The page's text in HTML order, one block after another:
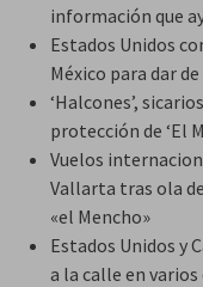
información que
Estados Unidos
México para dar
‘Halcones’,
protección de ‘El
Vuelos
Vallarta tras ola
«el Mencho»
Estados Unidos y
a la calle en